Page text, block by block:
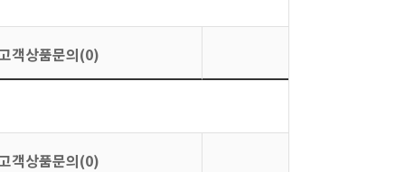
객상품문의(0)
객상품문의(0)